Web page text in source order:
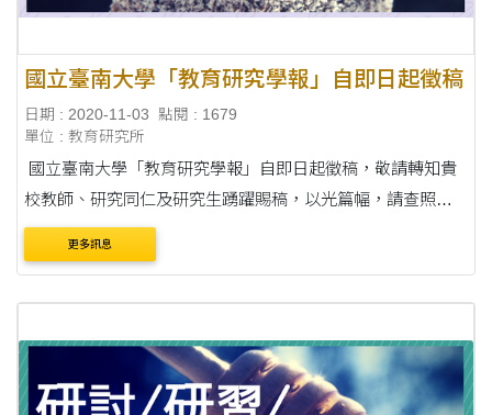
國立臺南大學「教育研究學報」自即日起徵稿
日期 : 2020-11-03
點閱 : 1679
單位 : 教育研究所
國立臺南大學「教育研究學報」自即日起徵稿，敬請轉知貴
校教師、研究同仁及研究生踴躍賜稿，以光篇幅，請查照。
說明： 一、「教育研究學報」以倡導學術研究風氣為目的，
舉凡有關教育之論著、調查報告、專題....
更多訊息